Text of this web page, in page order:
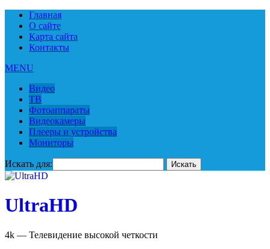
Главная
О сайте
Карта сайта
Контакты
MENU
Видео
ТВ
Фотоаппараты
Видеокамеры
Плееры и устройства
Мониторы
Искать для:
UltraHD
4k — Телевидение высокой четкости